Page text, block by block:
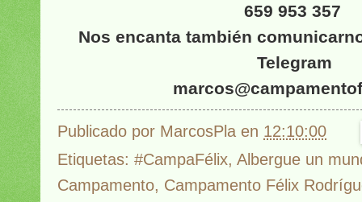
659 953 357
Nos encanta también
Telegram
Publicado por MarcosPla en 12:10:00
Etiquetas: #CampaFélix, Albergue un
Campamento, Campamento Félix